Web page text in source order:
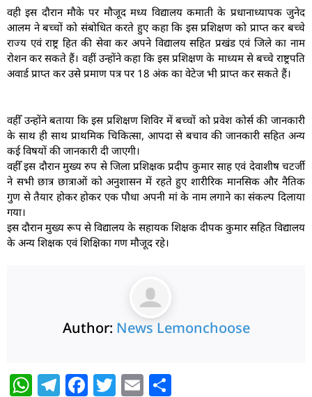
वही इस दौरान मौके पर मौजूद मध्य विद्यालय कमाती के प्रधानाध्यापक जुनेद
आलम ने बच्चों को संबोधित करते हुए कहा कि इस प्रशिक्षण को प्राप्त कर बच्चे
राज्य एवं राष्ट्र हित की सेवा कर अपने विद्यालय सहित प्रखंड एवं जिले का नाम
रोशन कर सकते हैं। वहीं उन्होंने कहा कि इस प्रशिक्षण के माध्यम से बच्चे राष्ट्रपति
अवार्ड प्राप्त कर उसे प्रमाण पत्र पर 18 अंक का वेटेज भी प्राप्त कर सकते हैं।
वहीँ उन्होंने बताया कि इस प्रशिक्षण शिविर में बच्चों को प्रवेश कोर्स की जानकारी
के साथ ही साथ प्राथमिक चिकित्सा, आपदा से बचाव की जानकारी सहित अन्य
कई विषयों की जानकारी दी जाएगी।
वहीँ इस दौरान मुख्य रुप से जिला प्रशिक्षक प्रदीप कुमार साह एवं देवाशीष चटर्जी
ने सभी छात्र छात्राओं को अनुशासन में रहते हुए शारीरिक मानसिक और नैतिक
गुण से तैयार होकर होकर एक पौधा अपनी मां के नाम लगाने का संकल्प दिलाया
गया।
इस दौरान मुख्य रूप से विद्यालय के सहायक शिक्षक दीपक कुमार सहित विद्यालय
के अन्य शिक्षक एवं शिक्षिका गण मौजूद रहे।
Author: News Lemonchoose
W T F T E